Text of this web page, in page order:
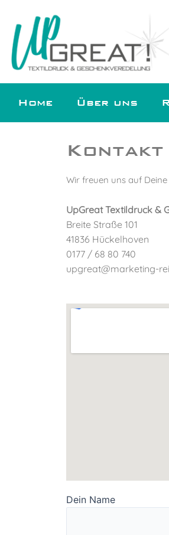
Home Über uns
Kontakt
Wir freuen uns auf
UpGreat Textildruck &
Breite Straße 101
41836 Hückelhoven
0177 / 68 80 740
upgreat@marketing-
Dein Name